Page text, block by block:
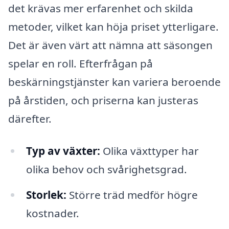
det krävas mer erfarenhet och skilda
metoder, vilket kan höja priset ytterligare.
Det är även värt att nämna att säsongen
spelar en roll. Efterfrågan på
beskärningstjänster kan variera beroende
på årstiden, och priserna kan justeras
därefter.
Typ av växter: Olika växttyper har
olika behov och svårighetsgrad.
Storlek: Större träd medför högre
kostnader.